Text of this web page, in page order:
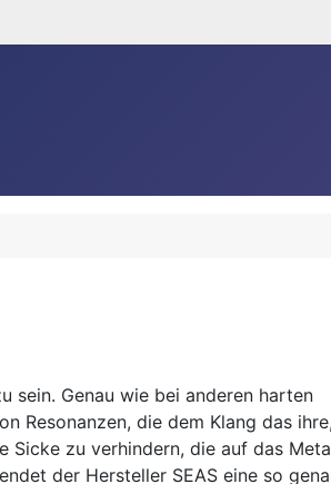
sein. Genau wie bei anderen harten
Resonanzen, die dem Klang das
Sicke zu verhindern, die auf das
der Hersteller SEAS eine so